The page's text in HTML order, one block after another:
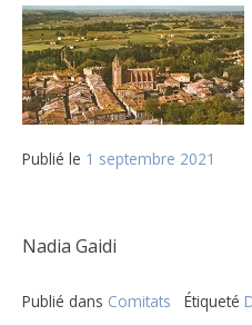
Publié le 1 septembre 2021
Nadia Gaidi
Publié dans Comitats Étiqueté